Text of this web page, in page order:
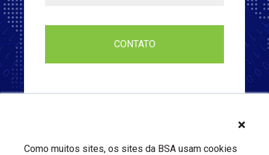
Como muitos sites, os sites da BSA usam cookies